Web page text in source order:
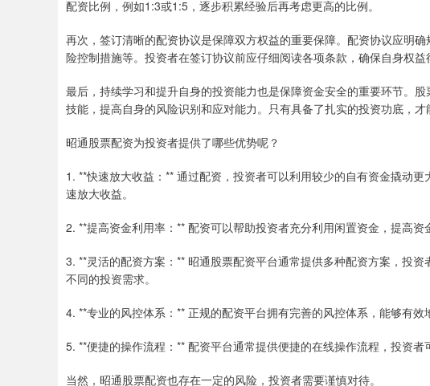
配资比例，例如1:3或1:5，逐步积累经验后再考虑更高的比例。
再次，签订清晰的配资协议是保障双方权益的重要保障。配资协议应明
险控制措施等。投资者在签订协议前应仔细阅读各项条款，确保自身权益
最后，持续学习和提升自身的投资能力也是保障资金安全的重要环节。
技能，提高自身的风险识别和应对能力。只有具备了扎实的投资功底，才
昭通股票配资为投资者提供了哪些优势呢？
1. **快速放大收益：** 通过配资，投资者可以利用较少的自有资金撬动
速放大收益。
2. **提高资金利用率：** 配资可以帮助投资者充分利用闲置资金，提高资
3. **灵活的配资方案：** 昭通股票配资平台通常提供多种配资方案，投
不同的投资需求。
4. **专业的风控体系：** 正规的配资平台拥有完善的风控体系，能够有效
5. **便捷的操作流程：** 配资平台通常提供便捷的在线操作流程，投资者
当然，昭通股票配资也存在一定的风险，投资者需要谨慎对待。